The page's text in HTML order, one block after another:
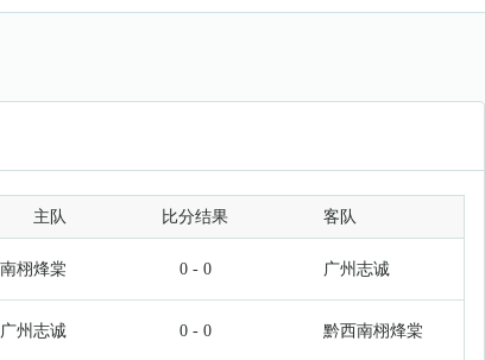
主队 比分结果 客队
栩烽棠 0 - 0 广州志诚
广州志诚 0 - 0 黔西南栩烽棠